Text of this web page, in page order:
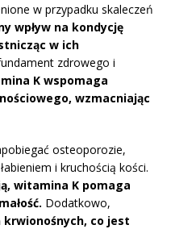
w przypadku skaleczeń
wpływ na kondycję
w ich
zdrowego i
K wspomaga
wzmacniając
osteoporozie,
i kruchością kości.
witamina K pomaga
Dodatkowo,
co jest